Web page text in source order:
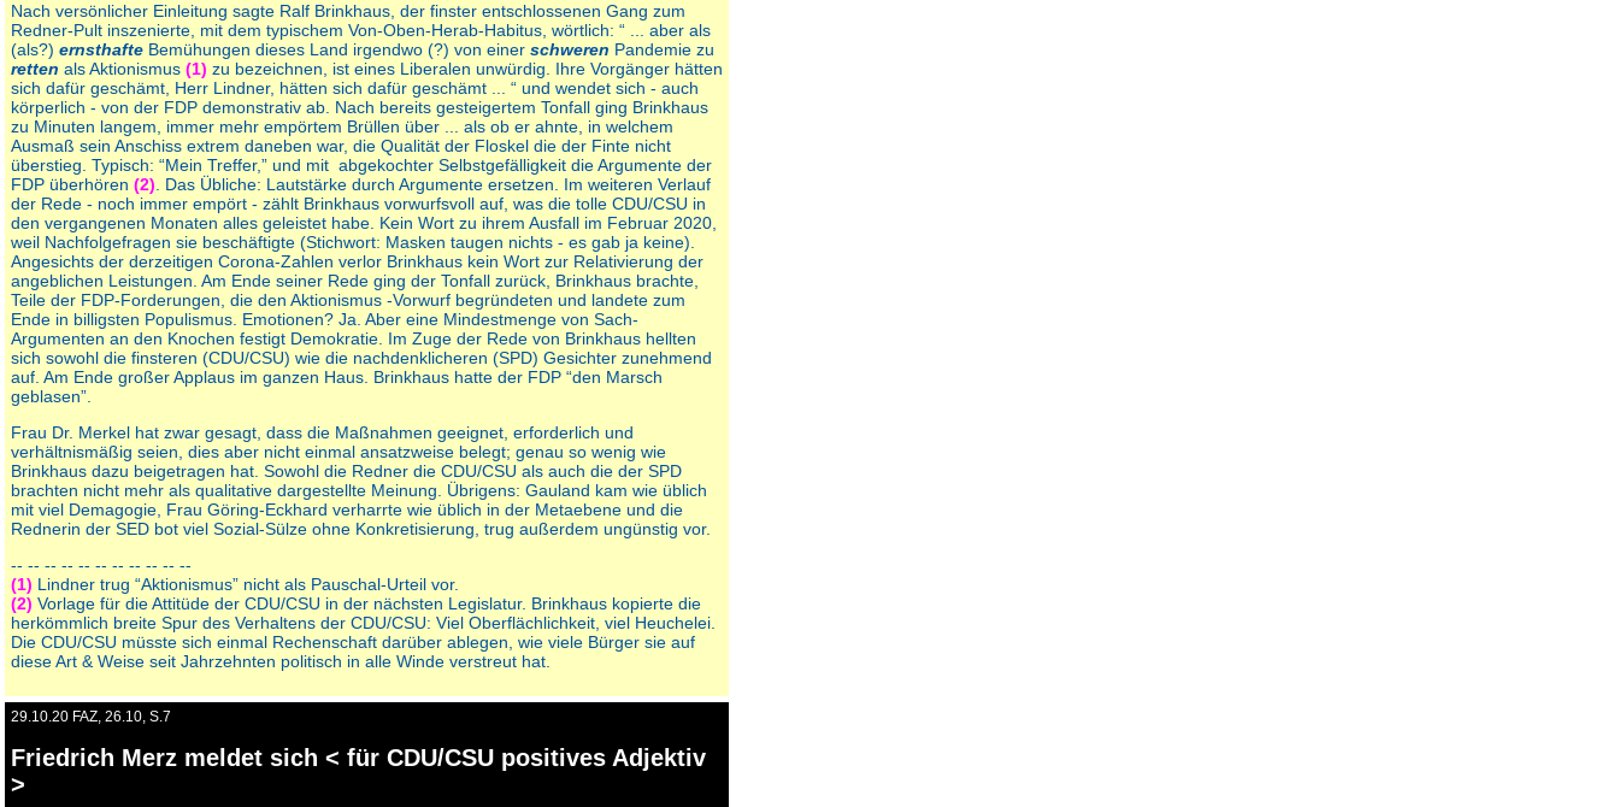
Nach versönlicher Einleitung sagte Ralf Brinkhaus, der finster entschlossenen Gang zum
Redner-Pult inszenierte, mit dem typischem Von-Oben-Herab-Habitus, wörtlich: “ ... aber als
(als?) ernsthafte Bemühungen dieses Land irgendwo (?) von einer schweren Pandemie zu
retten als Aktionismus (1) zu bezeichnen, ist eines Liberalen unwürdig. Ihre Vorgänger hätten
sich dafür geschämt, Herr Lindner, hätten sich dafür geschämt ... “ und wendet sich - auch
körperlich - von der FDP demonstrativ ab. Nach bereits gesteigertem Tonfall ging Brinkhaus
zu Minuten langem, immer mehr empörtem Brüllen über ... als ob er ahnte, in welchem
Ausmaß sein Anschiss extrem daneben war, die Qualität der Floskel die der Finte nicht
überstieg. Typisch: “Mein Treffer,” und mit abgekochter Selbstgefälligkeit die Argumente der
FDP überhören (2) . Das Übliche: Lautstärke durch Argumente ersetzen. Im weiteren Verlauf
der Rede - noch immer empört - zählt Brinkhaus vorwurfsvoll auf, was die tolle CDU/CSU in
den vergangenen Monaten alles geleistet habe. Kein Wort zu ihrem Ausfall im Februar 2020,
weil Nachfolgefragen sie beschäftigte (Stichwort: Masken taugen nichts - es gab ja keine).
Angesichts der derzeitigen Corona-Zahlen verlor Brinkhaus kein Wort zur Relativierung der
angeblichen Leistungen. Am Ende seiner Rede ging der Tonfall zurück, Brinkhaus brachte,
Teile der FDP-Forderungen, die den Aktionismus -Vorwurf begründeten und landete zum
Ende in billigsten Populismus. Emotionen? Ja. Aber eine Mindestmenge von Sach-
Argumenten an den Knochen festigt Demokratie. Im Zuge der Rede von Brinkhaus hellten
sich sowohl die finsteren (CDU/CSU) wie die nachdenklicheren (SPD) Gesichter zunehmend
auf. Am Ende großer Applaus im ganzen Haus. Brinkhaus hatte der FDP “den Marsch
geblasen”.
Frau Dr. Merkel hat zwar gesagt, dass die Maßnahmen geeignet, erforderlich und
verhältnismäßig seien, dies aber nicht einmal ansatzweise belegt; genau so wenig wie
Brinkhaus dazu beigetragen hat. Sowohl die Redner die CDU/CSU als auch die der SPD
brachten nicht mehr als qualitative dargestellte Meinung. Übrigens: Gauland kam wie üblich
mit viel Demagogie, Frau Göring-Eckhard verharrte wie üblich in der Metaebene und die
Rednerin der SED bot viel Sozial-Sülze ohne Konkretisierung, trug außerdem ungünstig vor.
-- -- -- -- -- -- -- -- -- -- --
(1) Lindner trug “Aktionismus” nicht als Pauschal-Urteil vor.
(2) Vorlage für die Attitüde der CDU/CSU in der nächsten Legislatur. Brinkhaus kopierte die
herkömmlich breite Spur des Verhaltens der CDU/CSU: Viel Oberflächlichkeit, viel Heuchelei.
Die CDU/CSU müsste sich einmal Rechenschaft darüber ablegen, wie viele Bürger sie auf
diese Art & Weise seit Jahrzehnten politisch in alle Winde verstreut hat.
29.10.20 FAZ, 26.10, S.7
Friedrich Merz meldet sich < für CDU/CSU positives Adjektiv
>